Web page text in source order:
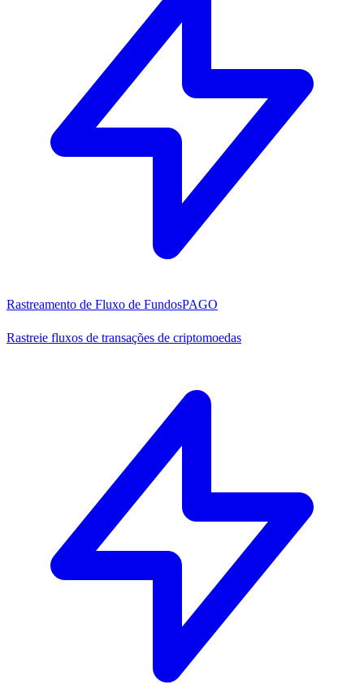
Rastreamento de Fluxo de FundosPAGO
Rastreie fluxos de transações de criptomoedas